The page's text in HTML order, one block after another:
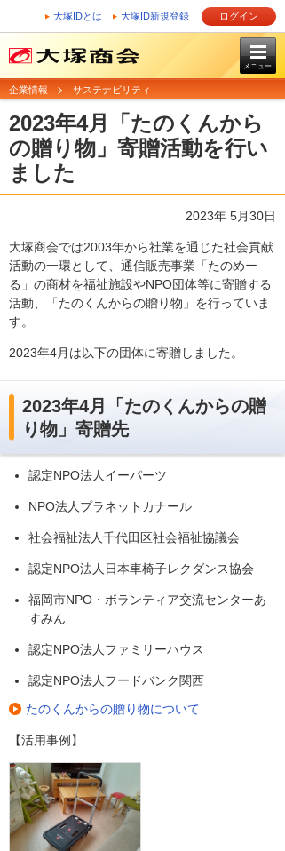
大塚IDとは 大塚ID新規登録 ログイン
メニュー
企業情報 サステナビリティ
2023年4月「たのくんから
の贈り物」寄贈活動を行い
ました
2023年 5月30日
大塚商会では2003年から社業を通じた社会貢献
活動の一環として、通信販売事業「たのめー
る」の商材を福祉施設やNPO団体等に寄贈する
活動、「たのくんからの贈り物」を行っていま
す。
2023年4月は以下の団体に寄贈しました。
2023年4月「たのくんからの贈
り物」寄贈先
認定NPO法人イーパーツ
NPO法人プラネットカナール
社会福祉法人千代田区社会福祉協議会
認定NPO法人日本車椅子レクダンス協会
福岡市NPO・ボランティア交流センターあ
すみん
認定NPO法人ファミリーハウス
認定NPO法人フードバンク関西
たのくんからの贈り物について
【活用事例】